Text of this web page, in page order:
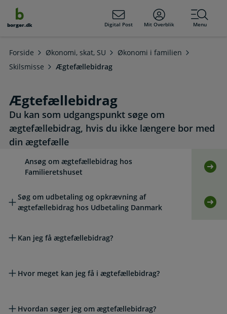
borger.dk Digital Post Mit Overblik Menu
Forside Økonomi, skat, SU
Økonomi i familien
Skilsmisse
Ægtefællebidrag
Ægtefællebidrag
Du kan som udgangspunkt søge om
ægtefællebidrag, hvis du ikke længere bor med
din ægtefælle
Ansøg om ægtefællebidrag hos
Familieretshuset
Søg om udbetaling og opkrævning af
ægtefællebidrag hos Udbetaling Danmark
Kan jeg få ægtefællebidrag?
Hvor meget kan jeg få i ægtefællebidrag?
Hvordan søger jeg om ægtefællebidrag?